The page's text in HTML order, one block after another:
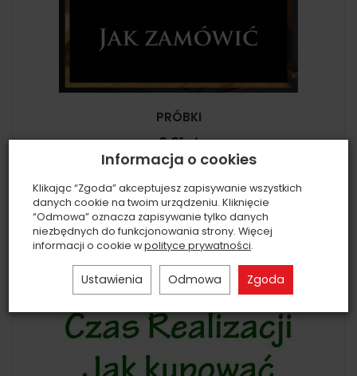
PRÓBKI
0,01 zł
Do koszyka
Informacja o cookies
Klikając “Zgoda” akceptujesz zapisywanie wszystkich
danych cookie na twoim urządzeniu. Kliknięcie
“Odmowa” oznacza zapisywanie tylko danych
niezbędnych do funkcjonowania strony. Więcej
informacji o cookie wpolityce prywatności.
Ustawienia Odmowa Zgoda